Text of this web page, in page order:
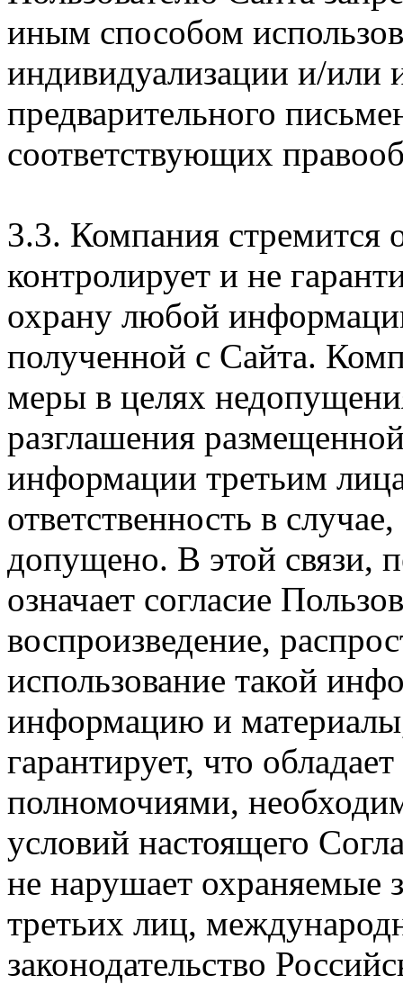
иным способом
индивидуализации и/или
предварительного
соответствующих
3.3. Компания стремится
контролирует и не
охрану любой
полученной с Сайта.
меры в целях
разглашения
информации третьим
ответственность в
допущено. В этой связи,
означает согласие
воспроизведение,
использование такой
информацию и
гарантирует, что
полномочиями,
условий настоящего
не нарушает охраняемые
третьих лиц,
законодательство